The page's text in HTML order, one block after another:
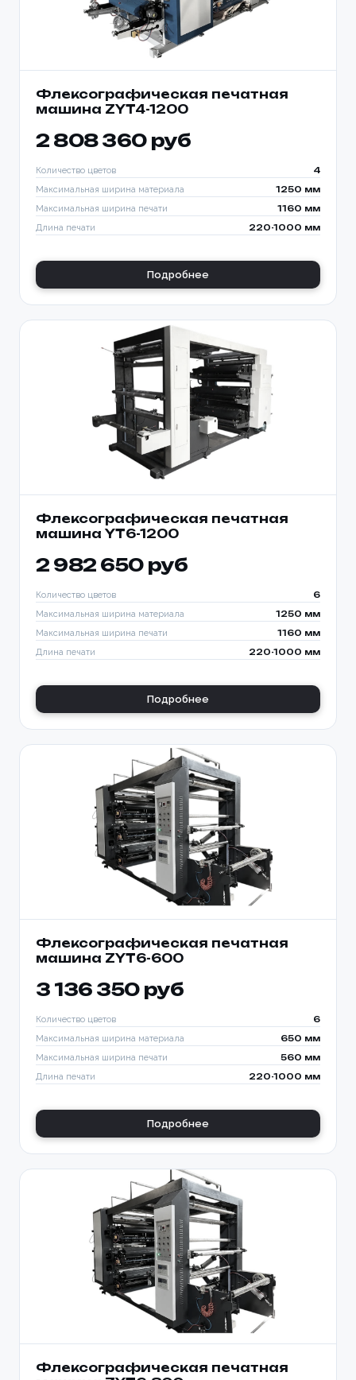
Флексографическая печатная
машина ZYT4-1200
2 808 360 руб
Количество цветов 4
Максимальная ширина материала 1250 мм
Максимальная ширина печати 1160 мм
Длина печати 220-1000 мм
Подробнее
Флексографическая печатная
машина YT6-1200
2 982 650 руб
Количество цветов 6
Максимальная ширина материала 1250 мм
Максимальная ширина печати 1160 мм
Длина печати 220-1000 мм
Подробнее
Флексографическая печатная
машина ZYT6-600
3 136 350 руб
Количество цветов 6
Максимальная ширина материала 650 мм
Максимальная ширина печати 560 мм
Длина печати 220-1000 мм
Подробнее
Флексографическая печатная